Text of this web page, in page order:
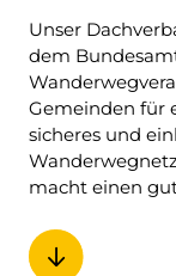
Unser
dem
Gemeinden für
sicheres und
macht einen